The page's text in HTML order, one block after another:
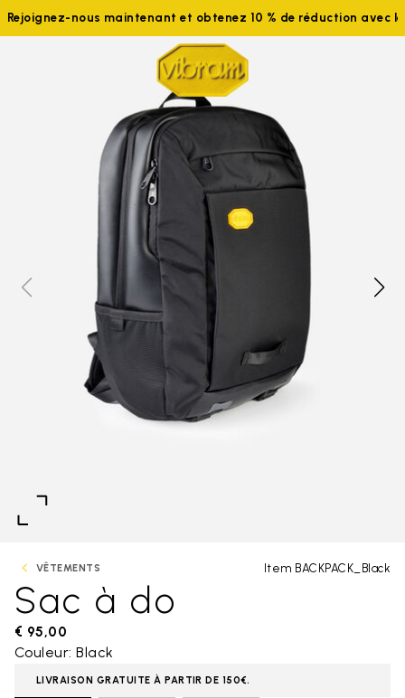
Rejoignez-nous maintenant et obtenez 10 % de réduction avec le
VÊTEMENTS Item BACKPACK_Black
Sac à do
€ 95,00
Couleur: Black
LIVRAISON GRATUITE À PARTIR DE 150€.